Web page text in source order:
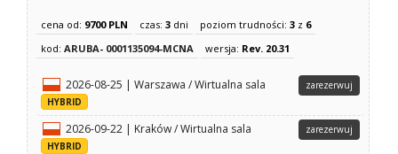
cena od: 9700 PLN czas:3 dni poziom trudności:3 z 6
kod:ARUBA- 0001135094-MCNA wersja: Rev. 20.31
2026-08-25 | Warszawa / Wirtualna sala
HYBRID
zarezerwuj
2026-09-22 | Kraków / Wirtualna sala
HYBRID
zarezerwuj